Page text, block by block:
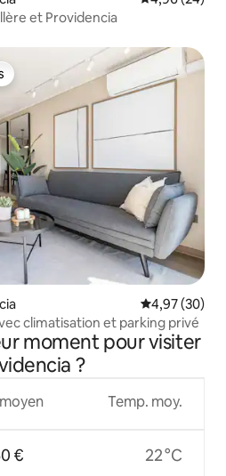
et Providencia
Évaluation
4,97 (30)
climatisation et parking privé
moment pour visiter
?
€
Temp. moy.
22 °C